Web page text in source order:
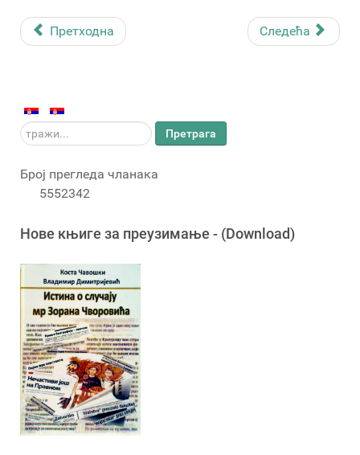
Претходна Следећа
тражи... Претрага
Број прегледа чланака
5552342
Новe књигe за преузимање - (Download)